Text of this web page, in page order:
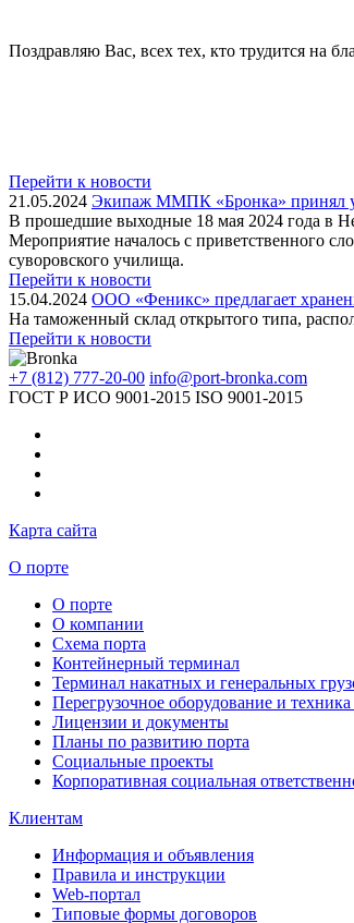
Поздравляю Вас, всех тех, кто трудится на
Перейти к новости
21.05.2024 Экипаж ММПК «Бронка» принял
В прошедшие выходные 18 мая 2024 года в
Мероприятие началось с приветственного
суворовского училища.
Перейти к новости
15.04.2024 ООО «Феникс» предлагает
На таможенный склад открытого типа,
Перейти к новости
+7 (812) 777-20-00 info@port-bronka.com
ГОСТ Р ИСО 9001-2015 ISO 9001-2015
Карта сайта
О порте
О порте
О компании
Схема порта
Контейнерный терминал
Терминал накатных и генеральных
Перегрузочное оборудование и техника
Лицензии и документы
Планы по развитию порта
Социальные проекты
Корпоративная социальная
Клиентам
Информация и объявления
Правила и инструкции
Web-портал
Типовые формы договоров